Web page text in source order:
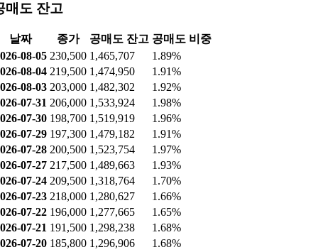
매도 잔고
날짜 종가 공매도 잔고 공매도 비중
08-05 230,500 1,465,707
1.89%
08-04 219,500 1,474,950
1.91%
08-03 203,000 1,482,302
1.92%
07-31 206,000 1,533,924
1.98%
07-30 198,700 1,519,919
1.96%
07-29 197,300 1,479,182
1.91%
07-28 200,500 1,523,754
1.97%
07-27 217,500 1,489,663
1.93%
07-24 209,500 1,318,764
1.70%
07-23 218,000 1,280,627
1.66%
07-22 196,000 1,277,665
1.65%
07-21 191,500 1,298,238
1.68%
07-20 185,800 1,296,906
1.68%